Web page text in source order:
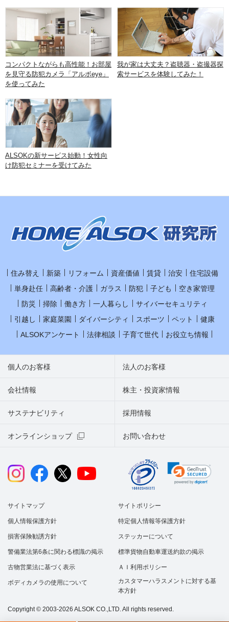
コンパクトながらも高性能！お部屋
を見守る防犯カメラ「アルボeye」
を使ってみた
我が家は大丈夫？盗聴器・盗撮器探
索サービスを体験してみた！
ALSOKの新サービス始動！女性向
け防犯セミナーを受けてみた
住み替え 新築 リフォーム 資産価値 賃貸 治安
住宅設備
単身赴任
高齢者・介護 ガラス 防犯 子ども
空き家管理
防災
掃除 働き方 一人暮らし
サイバーセキュリティ
引越し
家庭菜園 ダイバーシティ スポーツ ペット
健康
ALSOKアンケート
法律相談 子育て世代 お役立ち情報
個人のお客様 法人のお客様
会社情報 株主・投資家情報
サステナビリティ
オンラインショップ お問い合わせ
採用情報
サイトマップ サイトポリシー
個人情報保護方針 特定個人情報等保護方針
損害保険勧誘方針 ステッカーについて
警備業法第6条に関わる標識の掲示 標準貨物自動車運送約款の掲示
古物営業法に基づく表示 ＡＩ利用ポリシー
ボディカメラの使用について
カスタマーハラスメントに対する基
本方針
Copyright © 2003-2026 ALSOK CO.,LTD. All rights reserved.